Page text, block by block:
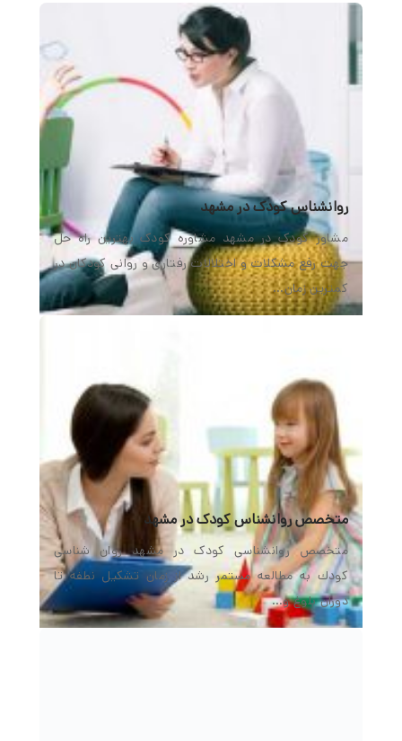
روانشناس کودک در مشهد
مشاور کودک در مشهد مشاوره کودک بهترین راه حل
جهت رفع مشکلات و اختلالات رفتاری و روانی کودکان در
کمترین زمان…
متخصص روانشناس کودک در مشهد
متخصص روانشناسی کودک در مشهد روان شناسی
كودك به مطالعه مستمر رشد از زمان تشكیل نطفه تا
دوران بلوغ و…